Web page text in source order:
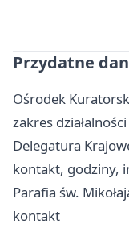
Przydatne
Ośrodek
zakres działalności
Delegatura
kontakt, godziny,
Parafia św.
kontakt